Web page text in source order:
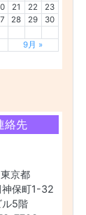
21 22
23
28 29
30
9月 »
絡先
京都
神保町1-32
ル5階